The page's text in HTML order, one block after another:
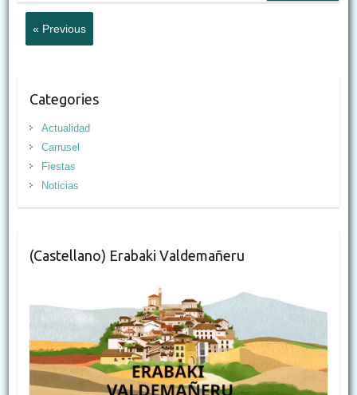
« Previous
Categories
Actualidad
Carrusel
Fiestas
Noticias
(Castellano) Erabaki Valdemañeru